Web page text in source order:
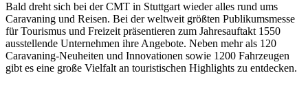
Bald dreht sich bei der CMT in Stuttgart wieder alles rund ums
Caravaning und Reisen. Bei der weltweit größten Publikumsmesse
für Tourismus und Freizeit präsentieren zum Jahresauftakt 1550
ausstellende Unternehmen ihre Angebote. Neben mehr als 120
Caravaning-Neuheiten und Innovationen sowie 1200 Fahrzeugen
gibt es eine große Vielfalt an touristischen Highlights zu entdecken.